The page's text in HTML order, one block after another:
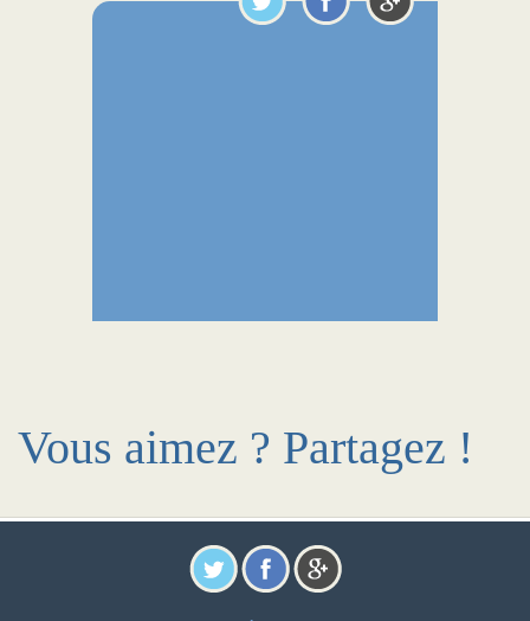
Vous aimez ? Partagez !